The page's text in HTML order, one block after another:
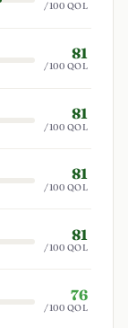
/100 QOL
81
/100 QOL
81
/100 QOL
81
/100 QOL
81
/100 QOL
76
/100 QOL